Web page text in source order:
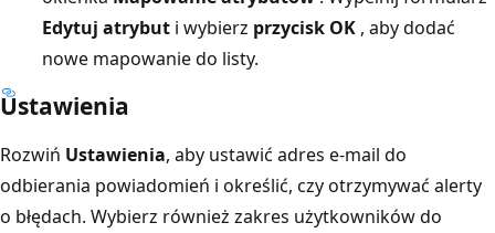
Edytuj atrybut i wybierz przycisk OK , aby dodać
nowe mapowanie do listy.
Ustawienia
Rozwiń Ustawienia, aby ustawić adres e-mail do
odbierania powiadomień i określić, czy otrzymywać alerty
o błędach. Wybierz również zakres użytkowników do